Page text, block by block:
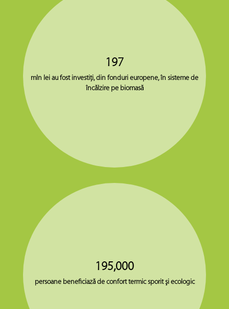
197
mln lei au fost investiţi, din fonduri europene, în sisteme de
încălzire pe biomasă
195,000
persoane beneficiază de confort termic sporit şi ecologic